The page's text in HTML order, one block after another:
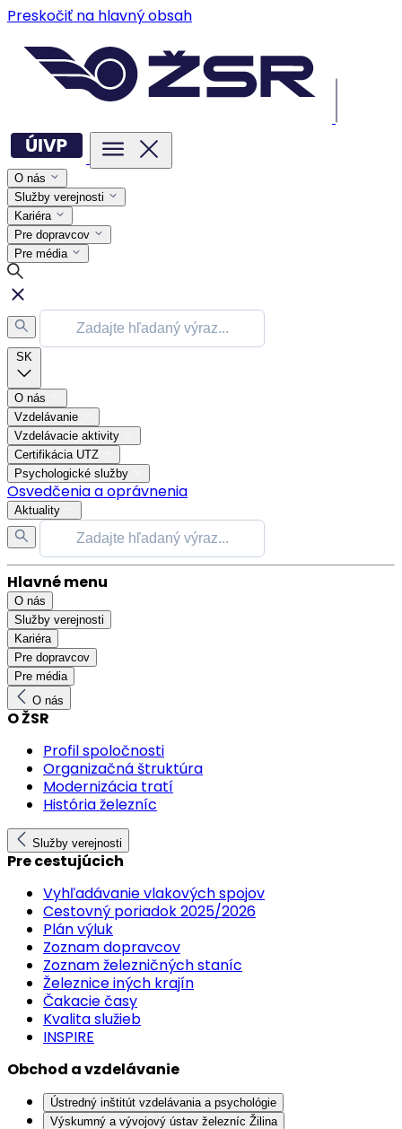
Preskočiť na hlavný obsah
O nás
Služby verejnosti
Kariéra
Pre dopravcov
Pre média
SK
O nás
Vzdelávanie
Vzdelávacie aktivity
Certifikácia UTZ
Psychologické služby
Osvedčenia a oprávnenia
Aktuality
Hlavné menu
O nás
Služby verejnosti
Kariéra
Pre dopravcov
Pre média
O nás
O ŽSR
Profil spoločnosti
Organizačná štruktúra
Modernizácia tratí
História železníc
Služby verejnosti
Pre cestujúcich
Vyhľadávanie vlakových spojov
Cestovný poriadok 2025/2026
Plán výluk
Zoznam dopravcov
Zoznam železničných staníc
Železnice iných krajín
Čakacie časy
Kvalita služieb
INSPIRE
Obchod a vzdelávanie
Ústredný inštitút vzdelávania a psychológie
Výskumný a vývojový ústav železníc Žilina